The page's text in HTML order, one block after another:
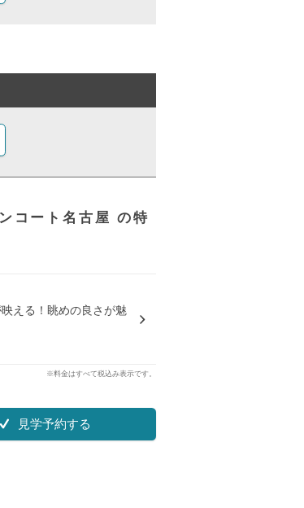
コート名古屋 の特
える！眺めの良さが魅
※料金はすべて税込み表示です。
見学予約する